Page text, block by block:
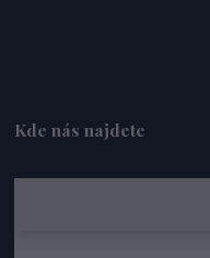
Kde nás najdete